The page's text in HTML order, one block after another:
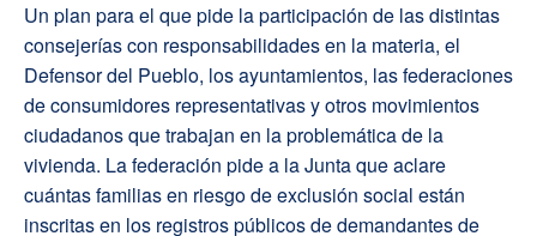
Un plan para el que pide la participación de las distintas
consejerías con responsabilidades en la materia, el
Defensor del Pueblo, los ayuntamientos, las federaciones
de consumidores representativas y otros movimientos
ciudadanos que trabajan en la problemática de la
vivienda. La federación pide a la Junta que aclare
cuántas familias en riesgo de exclusión social están
inscritas en los registros públicos de demandantes de